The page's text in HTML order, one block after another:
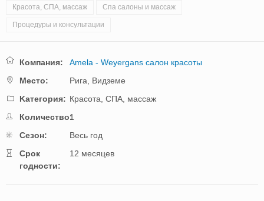
Красота, СПА, массаж Спа салоны и массаж
Процедуры и консультации
Компания:
Amela - Weyergans салон красоты
Mестo:
Рига,
Видземе
Kатегория: Красота, СПА, массаж
Количество:1
Cезон:
Весь год
Cрок
годности:
12 месяцев